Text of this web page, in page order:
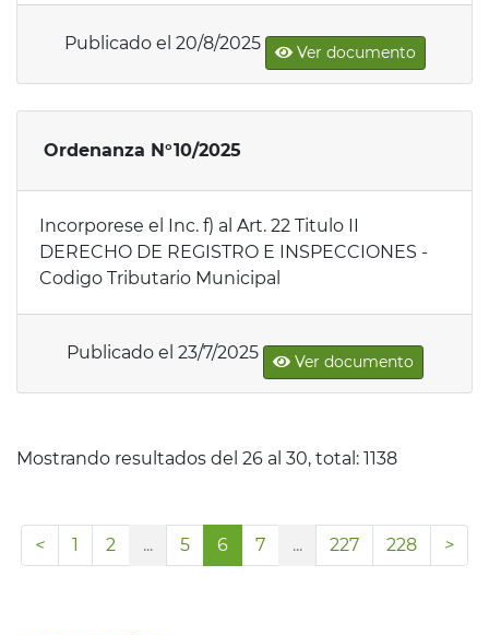
Publicado el 20/8/2025 Ver documento
Ordenanza N°10/2025
Incorporese el Inc. f) al Art. 22 Titulo II
DERECHO DE REGISTRO E INSPECCIONES -
Codigo Tributario Municipal
Publicado el 23/7/2025 Ver documento
Mostrando resultados del 26 al 30, total: 1138
1 2 ... 5 6 7 ... 227 228